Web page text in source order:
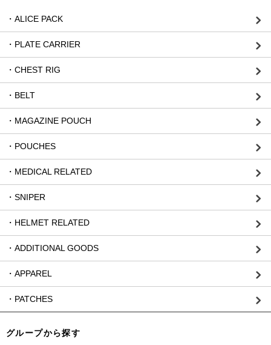
・ALICE PACK
・PLATE CARRIER
・CHEST RIG
・BELT
・MAGAZINE POUCH
・POUCHES
・MEDICAL RELATED
・SNIPER
・HELMET RELATED
・ADDITIONAL GOODS
・APPAREL
・PATCHES
グループから探す